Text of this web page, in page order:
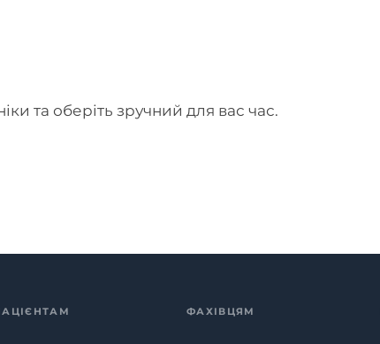
та оберіть зручний для вас час.
ФАХІВЦЯМ